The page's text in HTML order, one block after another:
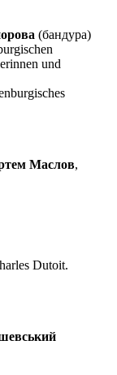
(бандура)
und
Маслов,
Dutoit.